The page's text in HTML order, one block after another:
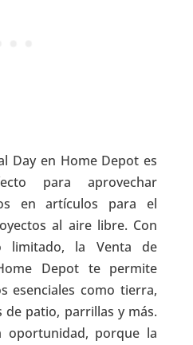
Day en Home Depot es
para aprovechar
en artículos para el
al aire libre. Con
limitado, la Venta de
Depot te permite
esenciales como tierra,
patio, parrillas y más.
oportunidad, porque la